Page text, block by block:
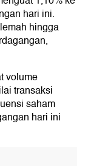
hari ini.
hingga
volume
transaksi
saham
hari ini